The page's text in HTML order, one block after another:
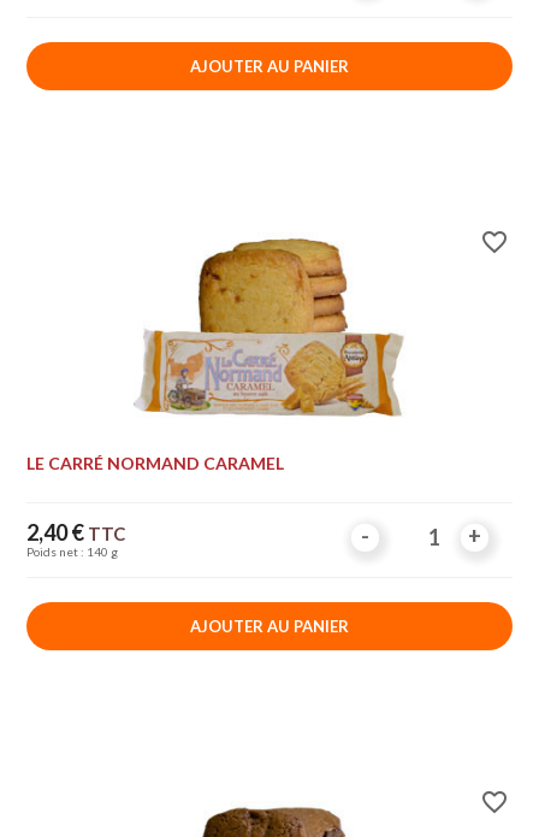
AJOUTER AU PANIER
favorite_border
LE CARRÉ NORMAND CARAMEL
Prix
2,40 € TTC
Poids net : 140 g
- +
- +
AJOUTER AU PANIER
favorite_border